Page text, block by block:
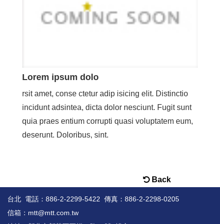
Lorem ipsum dolo
rsit amet, conse ctetur adip isicing elit. Distinctio
incidunt adsintea, dicta dolor nesciunt. Fugit sunt
quia praes entium corrupti quasi voluptatem eum,
deserunt. Doloribus, sint.
Back
台北 電話：886-2-2299-5422 傳真：886-2-2298-0205
信箱： mtt@mtt.com.tw